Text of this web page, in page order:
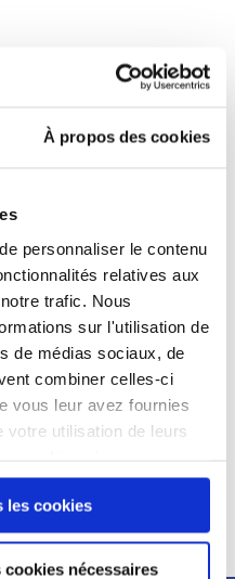
À propos des cookies
personnaliser le contenu
relatives aux
trafic. Nous
sur l'utilisation de
de médias sociaux, de
combiner celles-ci
vous leur avez fournies
votre utilisation de leurs
les cookies
nécessaires